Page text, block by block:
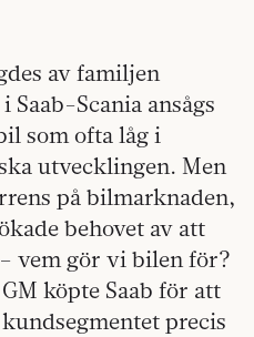
av familjen
Scania ansågs
som ofta låg i
utvecklingen. Men
på bilmarknaden,
behovet av att
vem gör vi bilen för?
köpte Saab för att
precis